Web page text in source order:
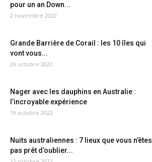
pour un an Down...
2 novembre 2022
Grande Barrière de Corail : les 10 îles qui
vont vous...
26 octobre 2022
Nager avec les dauphins en Australie :
l’incroyable expérience
19 octobre 2022
Nuits australiennes : 7 lieux que vous n’êtes
pas prêt d’oublier...